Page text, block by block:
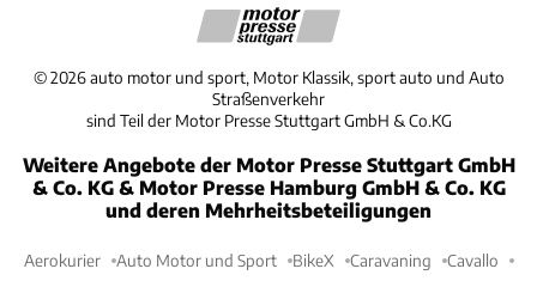
©2026 auto motor und sport, Motor Klassik, sport auto und Auto
Straßenverkehr
sind Teil der Motor Presse Stuttgart GmbH & Co.KG
Weitere Angebote der Motor Presse Stuttgart GmbH
& Co. KG & Motor Presse Hamburg GmbH & Co. KG
und deren Mehrheitsbeteiligungen
Aerokurier Auto Motor und Sport BikeX Caravaning Cavallo